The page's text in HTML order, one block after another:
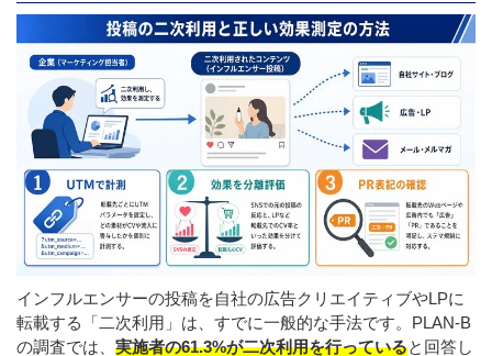
インフルエンサーの投稿を自社の広告クリエイティブやLPに
転載する「二次利用」は、すでに一般的な手法です。PLAN-B
の調査では、 実施者の61.3%が二次利用を行っていると回答し